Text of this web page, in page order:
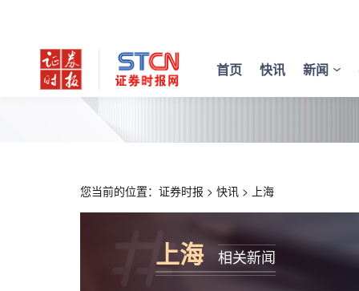
首页 快讯 新闻
您当前的位置： 证券时报 > 快讯 > 上海
上海 相关新闻